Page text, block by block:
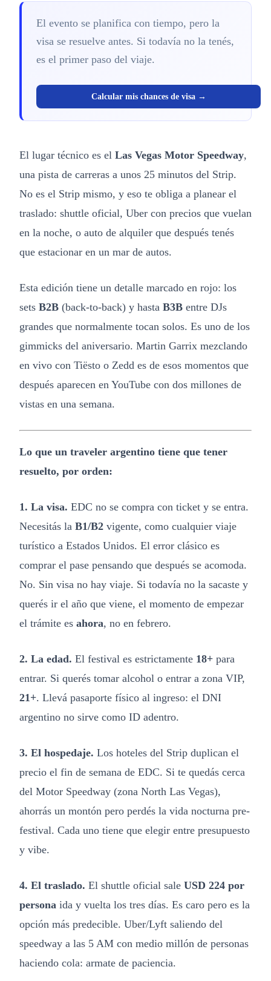
El evento se planifica con tiempo, pero la
visa se resuelve antes. Si todavía no la tenés,
es el primer paso del viaje.
Calcular mis chances de visa →
El lugar técnico es el Las Vegas Motor Speedway,
una pista de carreras a unos 25 minutos del Strip.
No es el Strip mismo, y eso te obliga a planear el
traslado: shuttle oficial, Uber con precios que vuelan
en la noche, o auto de alquiler que después tenés
que estacionar en un mar de autos.
Esta edición tiene un detalle marcado en rojo: los
sets B2B (back-to-back) y hasta B3B entre DJs
grandes que normalmente tocan solos. Es uno de los
gimmicks del aniversario. Martin Garrix mezclando
en vivo con Tiësto o Zedd es de esos momentos que
después aparecen en YouTube con dos millones de
vistas en una semana.
Lo que un traveler argentino tiene que tener
resuelto, por orden:
1. La visa. EDC no se compra con ticket y se entra.
Necesitás la B1/B2 vigente, como cualquier viaje
turístico a Estados Unidos. El error clásico es
comprar el pase pensando que después se acomoda.
No. Sin visa no hay viaje. Si todavía no la sacaste y
querés ir el año que viene, el momento de empezar
el trámite es ahora, no en febrero.
2. La edad. El festival es estrictamente 18+ para
entrar. Si querés tomar alcohol o entrar a zona VIP,
21+. Llevá pasaporte físico al ingreso: el DNI
argentino no sirve como ID adentro.
3. El hospedaje. Los hoteles del Strip duplican el
precio el fin de semana de EDC. Si te quedás cerca
del Motor Speedway (zona North Las Vegas),
ahorrás un montón pero perdés la vida nocturna pre-
festival. Cada uno tiene que elegir entre presupuesto
y vibe.
4. El traslado. El shuttle oficial sale USD 224 por
persona ida y vuelta los tres días. Es caro pero es la
opción más predecible. Uber/Lyft saliendo del
speedway a las 5 AM con medio millón de personas
haciendo cola: armate de paciencia.